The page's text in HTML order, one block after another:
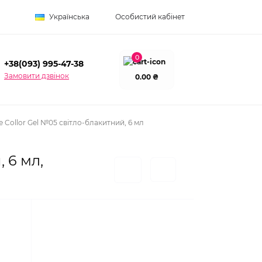
Українська Особистий кабінет
+38(093) 995-47-38
Замовити дзвінок
0
0.00 ₴
Collor Gel №05 світло-блакитний, 6 мл
6 мл,